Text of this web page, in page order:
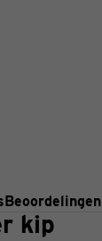
Beoordelingen
kip